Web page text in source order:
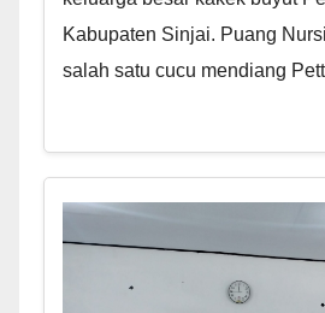
Kabupaten Sinjai. Puang
salah satu cucu mendiang